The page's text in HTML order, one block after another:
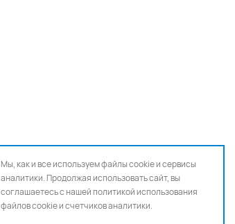
Мы, как и все используем файлы cookie и сервисы
аналитики. Продолжая использовать сайт, вы
соглашаетесь с нашейполитикой использования
файлов cookie и счетчиков аналитики.